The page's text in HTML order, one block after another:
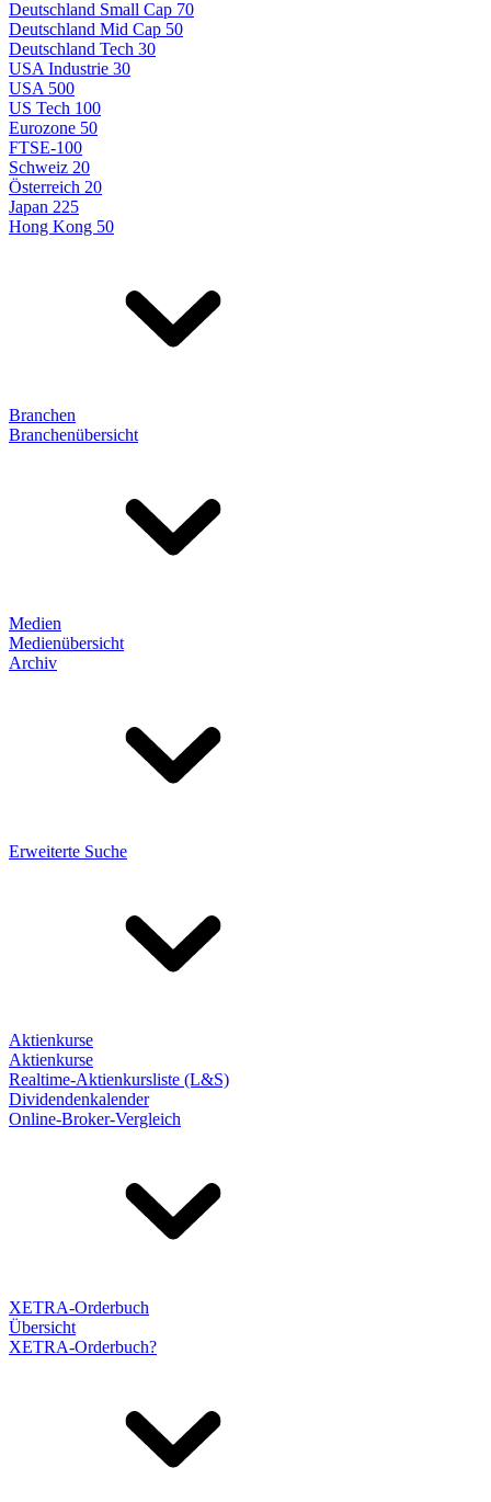
Deutschland Small Cap 70
Deutschland Mid Cap 50
Deutschland Tech 30
USA Industrie 30
USA 500
US Tech 100
Eurozone 50
FTSE-100
Schweiz 20
Österreich 20
Japan 225
Hong Kong 50
Branchen
Branchenübersicht
Medien
Medienübersicht
Archiv
Erweiterte Suche
Aktienkurse
Aktienkurse
Realtime-Aktienkursliste (L&S)
Dividendenkalender
Online-Broker-Vergleich
XETRA-Orderbuch
Übersicht
XETRA-Orderbuch?